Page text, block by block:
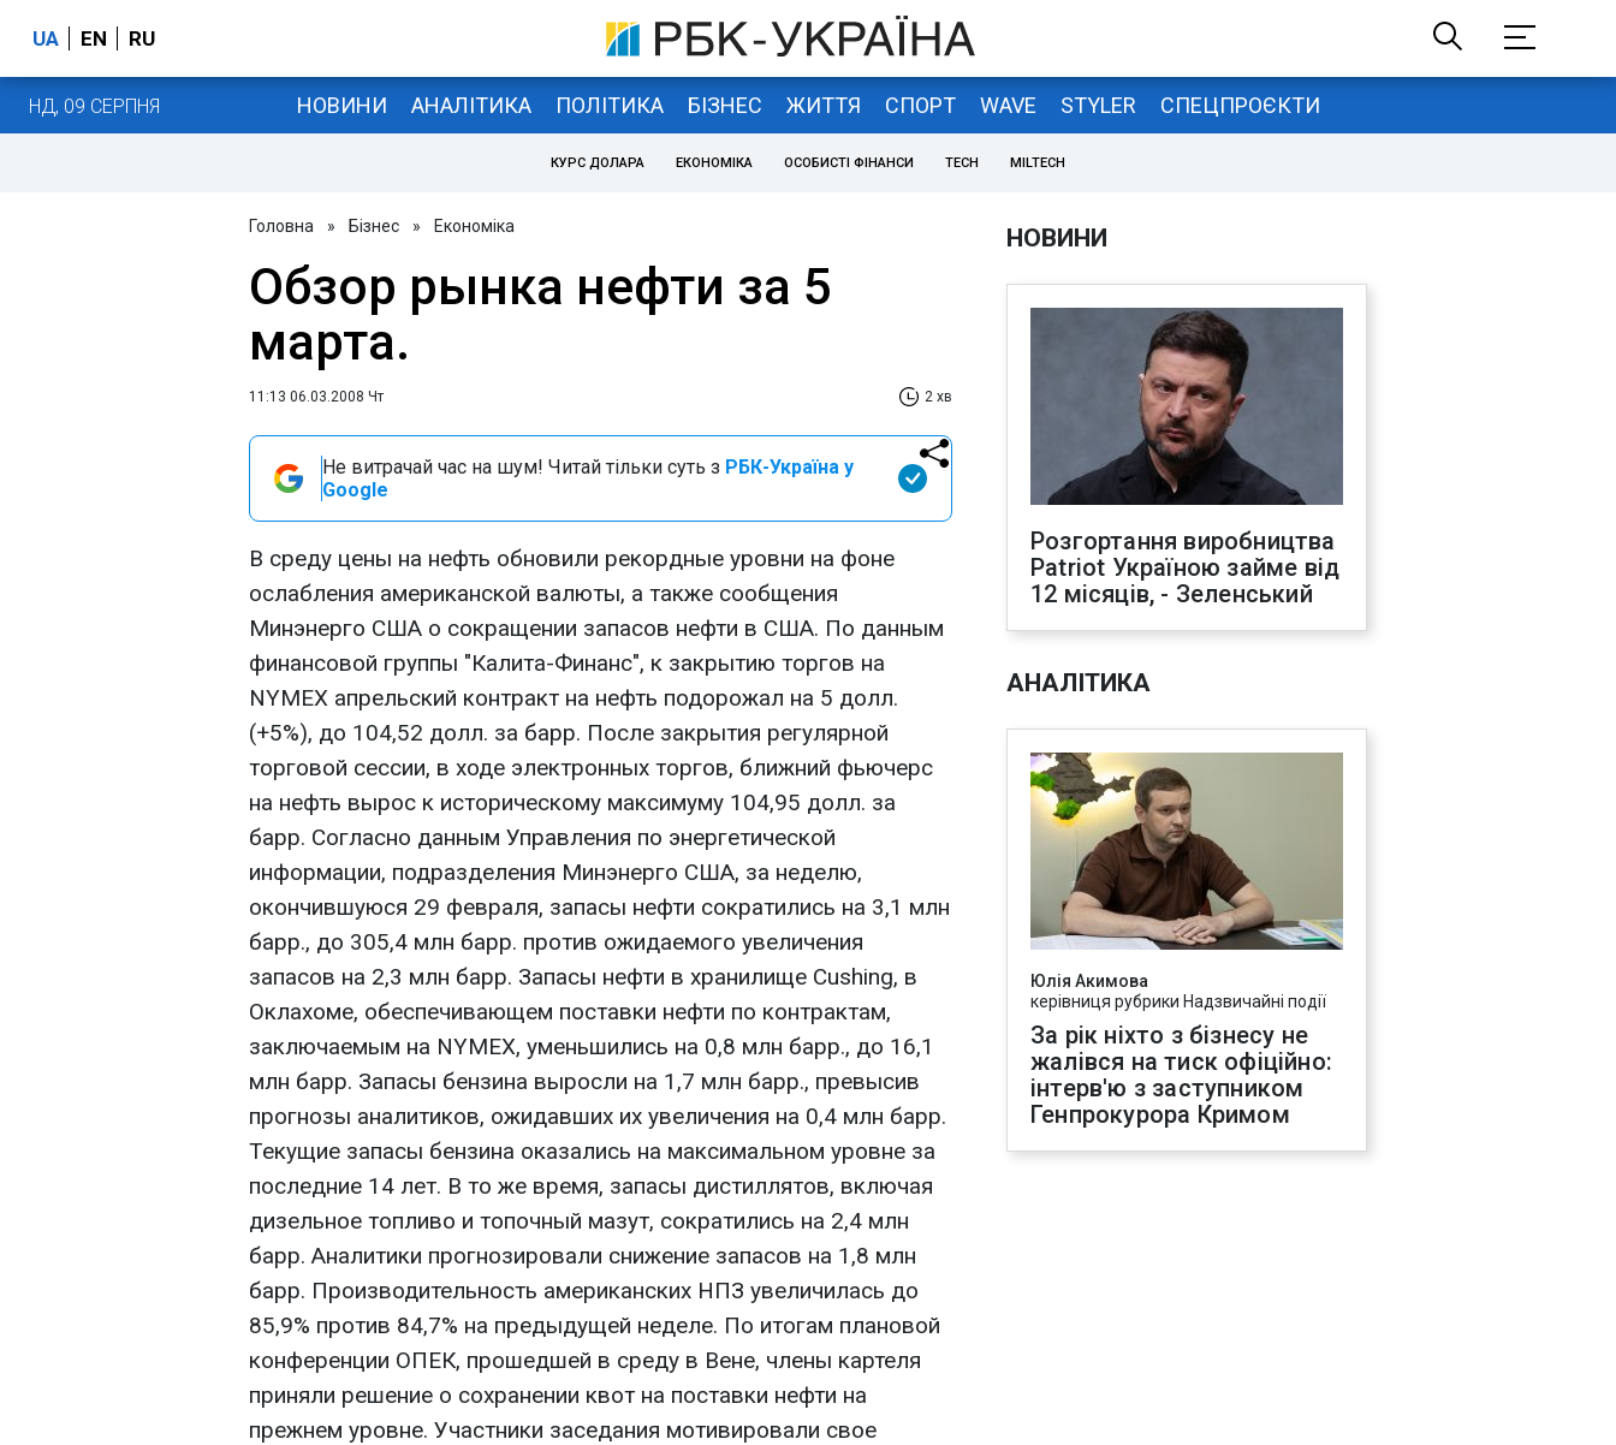
UA EN RU
НД, 09 СЕРПНЯ НОВИНИ АНАЛІТИКА ПОЛІТИКА БІЗНЕС ЖИТТЯ СПОРТ WAVE STYLER СПЕЦПРОЄКТИ
КУРС ДОЛАРА ЕКОНОМІКА ОСОБИСТІ ФІНАНСИ TECH MILTECH
Головна » Бізнес » Економіка
Обзор рынка нефти за 5
марта.
11:13 06.03.2008 Чт 2 хв
Не витрачай час на шум! Читай тільки суть з РБК-Україна у
Google
В среду цены на нефть обновили рекордные уровни на фоне
ослабления американской валюты, а также сообщения
Минэнерго США о сокращении запасов нефти в США. По данным
финансовой группы "Калита-Финанс", к закрытию торгов на
NYMEX апрельский контракт на нефть подорожал на 5 долл.
(+5%), до 104,52 долл. за барр. После закрытия регулярной
торговой сессии, в ходе электронных торгов, ближний фьючерс
на нефть вырос к историческому максимуму 104,95 долл. за
барр. Согласно данным Управления по энергетической
информации, подразделения Минэнерго США, за неделю,
окончившуюся 29 февраля, запасы нефти сократились на 3,1 млн
барр., до 305,4 млн барр. против ожидаемого увеличения
запасов на 2,3 млн барр. Запасы нефти в хранилище Cushing, в
Оклахоме, обеспечивающем поставки нефти по контрактам,
заключаемым на NYMEX, уменьшились на 0,8 млн барр., до 16,1
млн барр. Запасы бензина выросли на 1,7 млн барр., превысив
прогнозы аналитиков, ожидавших их увеличения на 0,4 млн барр.
Текущие запасы бензина оказались на максимальном уровне за
последние 14 лет. В то же время, запасы дистиллятов, включая
дизельное топливо и топочный мазут, сократились на 2,4 млн
барр. Аналитики прогнозировали снижение запасов на 1,8 млн
барр. Производительность американских НПЗ увеличилась до
85,9% против 84,7% на предыдущей неделе. По итогам плановой
конференции ОПЕК, прошедшей в среду в Вене, члены картеля
приняли решение о сохранении квот на поставки нефти на
прежнем уровне. Участники заседания мотивировали свое
НОВИНИ
Розгортання виробництва
Patriot Україною займе від
12 місяців, - Зеленський
АНАЛІТИКА
Юлія Акимова
керівниця рубрики Надзвичайні події
За рік ніхто з бізнесу не
жалівся на тиск офіційно:
інтерв'ю з заступником
Генпрокурора Кримом